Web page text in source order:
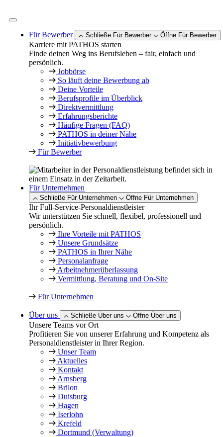
Inhalt
Für Bewerber
Schließe Für Bewerber Öffne Für Bewerber
Karriere mit PATHOS starten
Finde deinen Weg ins Berufsleben – fair, einfach und
persönlich.
Jobbörse
So läuft deine Bewerbung ab
Deine Vorteile
Berufsprofile im Überblick
Direktvermittlung
Erfahrungsberichte
Häufige Fragen (FAQ)
PATHOS in deiner Nähe
Initiativbewerbung
Für Bewerber
Für Unternehmen
Schließe Für Unternehmen Öffne Für Unternehmen
Ihr Full-Service-Personaldienstleister
Wir unterstützen Sie schnell, flexibel, professionell und
persönlich.
Ihre Vorteile mit PATHOS
Unsere Grundsätze
PATHOS in Ihrer Nähe
Personalanfrage
Arbeitnehmer­überlassung
Vermittlung, Beratung und On-Site
Für Unternehmen
Über uns Schließe Über uns Öffne Über uns
Unsere Teams vor Ort
Profitieren Sie von unserer Erfahrung und Kompetenz als
Personaldienstleister in Ihrer Region.
Unser Team
Aktuelles
Kontakt
Arnsberg
Brilon
Duisburg
Hagen
Iserlohn
Krefeld
Dortmund (Verwaltung)